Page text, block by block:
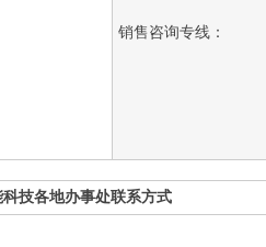
销售咨询专线：
技各地办事处联系方式